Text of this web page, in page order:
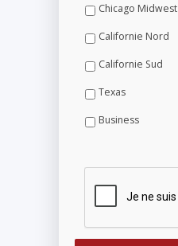
Chicago Midwest
Californie Nord
Californie Sud
Texas
Business